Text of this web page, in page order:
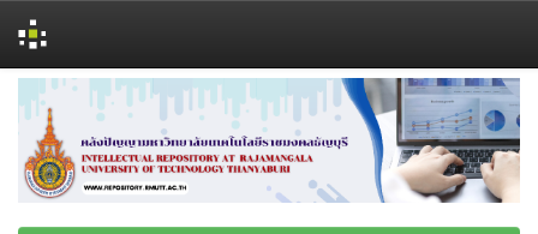
navigation